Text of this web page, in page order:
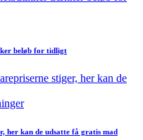
beløb for tidligt
her kan de udsatte få gratis mad